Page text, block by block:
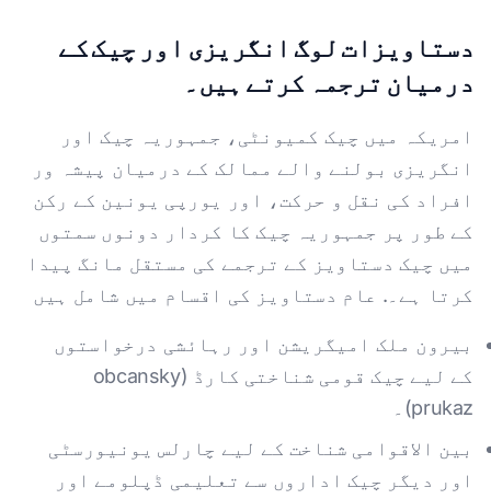
دستاویزات لوگ انگریزی اور چیک کے
درمیان ترجمہ کرتے ہیں۔
امریکہ میں چیک کمیونٹی، جمہوریہ چیک اور
انگریزی بولنے والے ممالک کے درمیان پیشہ ور
افراد کی نقل و حرکت، اور یورپی یونین کے رکن
کے طور پر جمہوریہ چیک کا کردار دونوں سمتوں
میں چیک دستاویز کے ترجمے کی مستقل مانگ پیدا
کرتا ہے۔. عام دستاویز کی اقسام میں شامل ہیں
بیرون ملک امیگریشن اور رہائشی درخواستوں
کے لیے چیک قومی شناختی کارڈ (obcansky
prukaz)۔
بین الاقوامی شناخت کے لیے چارلس یونیورسٹی
اور دیگر چیک اداروں سے تعلیمی ڈپلومے اور